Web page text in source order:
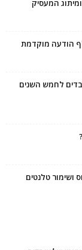
הודעה מוקדמת
לחמש השנים